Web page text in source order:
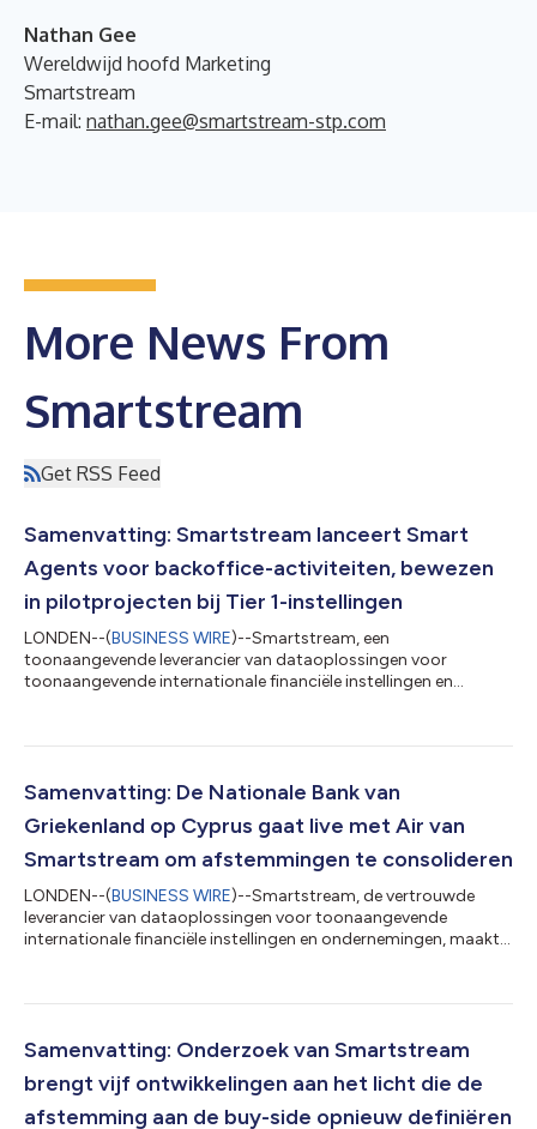
Nathan Gee
Wereldwijd hoofd Marketing
Smartstream
E-mail: nathan.gee@smartstream-stp.com
More News From
Smartstream
Get RSS Feed
Samenvatting: Smartstream lanceert Smart
Agents voor backoffice-activiteiten, bewezen
in pilotprojecten bij Tier 1-instellingen
LONDEN--(BUSINESS WIRE)--Smartstream, een
toonaangevende leverancier van dataoplossingen voor
toonaangevende internationale financiële instellingen en
bankactiviteiten, nu beschikbaar is. Deze bekendmaking is
als leeshulp bedoeld en moeten worden vergeleken met de tekst
in de brontaal, die als enige rechtsgeldig is....
Samenvatting: De Nationale Bank van
Griekenland op Cyprus gaat live met Air van
Smartstream om afstemmingen te consolideren
LONDEN--(BUSINESS WIRE)--Smartstream, de vertrouwde
leverancier van dataoplossingen voor toonaangevende
internationale financiële instellingen en ondernemingen, maakt
afstemmingsoplossing van het bedrijf. Deze bekendmaking is
als leeshulp bedoeld en moeten worden vergeleken met de tekst
in de brontaal, die al...
Samenvatting: Onderzoek van Smartstream
brengt vijf ontwikkelingen aan het licht die de
afstemming aan de buy-side opnieuw definiëren